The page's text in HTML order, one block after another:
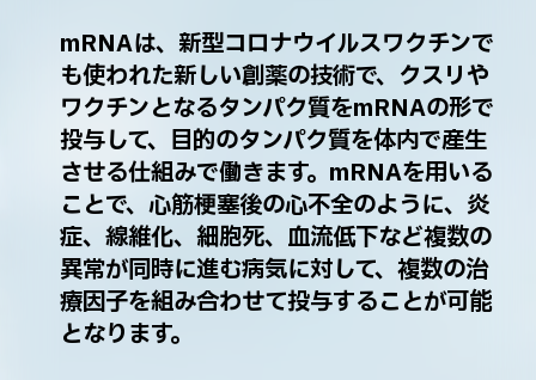
mRNAは、新型コロナウイルスワクチンで
も使われた新しい創薬の技術で、クスリや
ワクチンとなるタンパク質をmRNAの形で
投与して、目的のタンパク質を体内で産生
させる仕組みで働きます。mRNAを用いる
ことで、心筋梗塞後の心不全のように、炎
症、線維化、細胞死、血流低下など複数の
異常が同時に進む病気に対して、複数の治
療因子を組み合わせて投与することが可能
となります。